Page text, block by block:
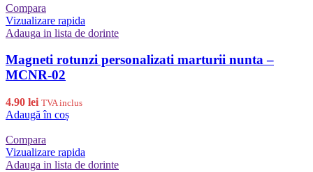
Compara
Vizualizare rapida
Adauga in lista de dorinte
Magneti rotunzi personalizati marturii nunta –
MCNR-02
4.90 lei TVA inclus
Adaugă în coș
Compara
Vizualizare rapida
Adauga in lista de dorinte